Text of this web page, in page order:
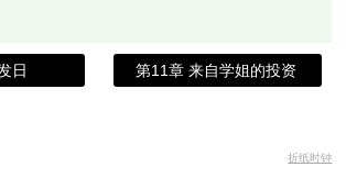
日 第11章 来自学姐的投资
折纸时钟